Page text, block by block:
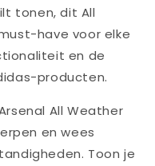
tonen, dit All
have voor elke
en de
producten.
All Weather
en wees
Toon je